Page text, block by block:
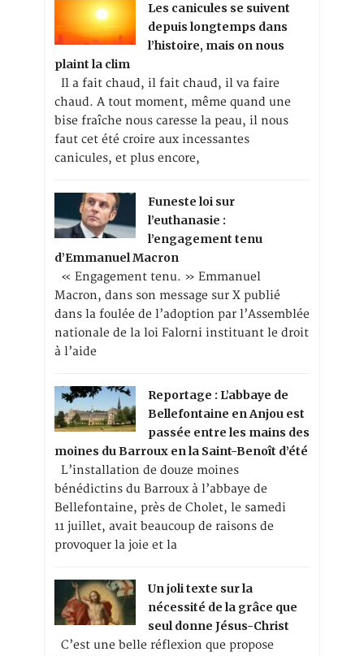
Les canicules se suivent
depuis longtemps dans
l’histoire, mais on nous
plaint la clim
Il a fait chaud, il fait chaud, il va faire
chaud. A tout moment, même quand une
bise fraîche nous caresse la peau, il nous
faut cet été croire aux incessantes
canicules, et plus encore,
Funeste loi sur
l’euthanasie :
l’engagement tenu
d’Emmanuel Macron
« Engagement tenu. » Emmanuel
Macron, dans son message sur X publié
dans la foulée de l’adoption par l’Assemblée
nationale de la loi Falorni instituant le droit
à l’aide
Reportage : L’abbaye de
Bellefontaine en Anjou est
passée entre les mains des
moines du Barroux en la Saint-Benoît d’été
L’installation de douze moines
bénédictins du Barroux à l’abbaye de
Bellefontaine, près de Cholet, le samedi
11 juillet, avait beaucoup de raisons de
provoquer la joie et la
Un joli texte sur la
nécessité de la grâce que
seul donne Jésus-Christ
C’est une belle réflexion que propose